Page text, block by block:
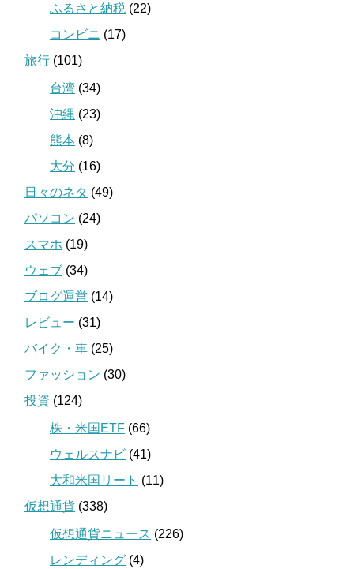
ふるさと納税 (22)
コンビニ (17)
旅行 (101)
台湾 (34)
沖縄 (23)
熊本 (8)
大分 (16)
日々のネタ (49)
パソコン (24)
スマホ (19)
ウェブ (34)
ブログ運営 (14)
レビュー (31)
バイク・車 (25)
ファッション (30)
投資 (124)
株・米国ETF (66)
ウェルスナビ (41)
大和米国リート (11)
仮想通貨 (338)
仮想通貨ニュース (226)
レンディング (4)